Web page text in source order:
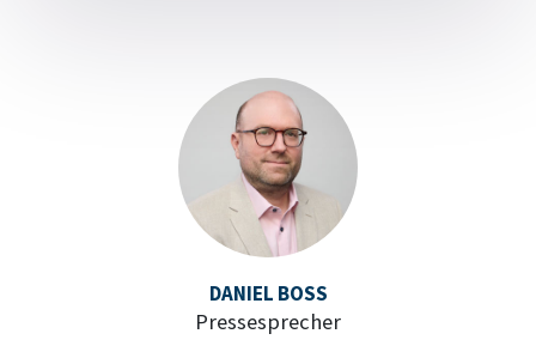
DANIEL BOSS
Pressesprecher